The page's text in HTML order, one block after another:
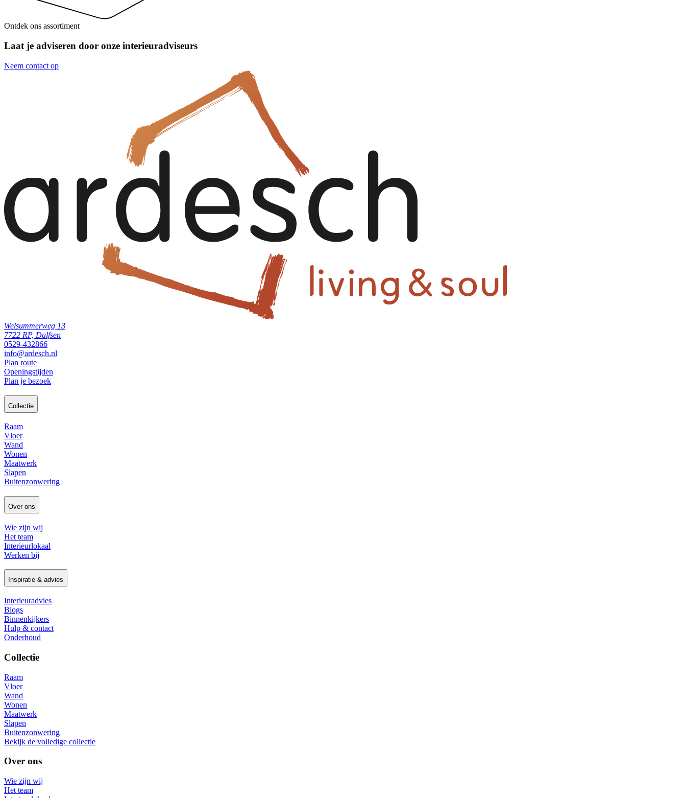
Ontdek ons assortiment
Laat je adviseren door onze interieuradviseurs
Neem contact op
Welsummerweg 13
7722 RP, Dalfsen
0529-432866
info@ardesch.nl
Plan route
Openingstijden
Plan je bezoek
Collectie
Raam
Vloer
Wand
Wonen
Maatwerk
Slapen
Buitenzonwering
Over ons
Wie zijn wij
Het team
Interieurlokaal
Werken bij
Inspiratie & advies
Interieuradvies
Blogs
Binnenkijkers
Hulp & contact
Onderhoud
Collectie
Raam
Vloer
Wand
Wonen
Maatwerk
Slapen
Buitenzonwering
Bekijk de volledige collectie
Over ons
Wie zijn wij
Het team